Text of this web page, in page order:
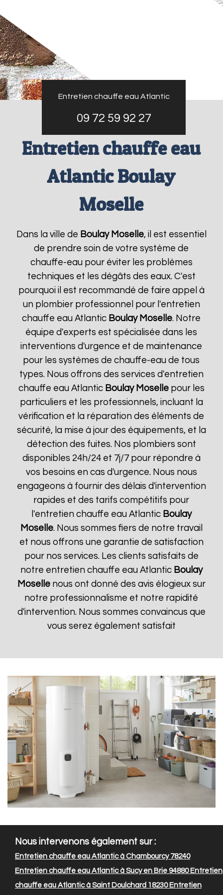
Entretien chauffe eau Atlantic
09 72 59 92 27
Entretien chauffe eau
Atlantic Boulay
Moselle
Dans la ville de Boulay Moselle, il est essentiel
de prendre soin de votre système de
chauffe-eau pour éviter les problèmes
techniques et les dégâts des eaux. C'est
pourquoi il est recommandé de faire appel à
un plombier professionnel pour l'entretien
chauffe eau Atlantic Boulay Moselle. Notre
équipe d'experts est spécialisée dans les
interventions d'urgence et de maintenance
pour les systèmes de chauffe-eau de tous
types. Nous offrons des services d'entretien
chauffe eau Atlantic Boulay Mosellepour les
particuliers et les professionnels, incluant la
vérification et la réparation des éléments de
sécurité, la mise à jour des équipements, et la
détection des fuites. Nos plombiers sont
disponibles 24h/24 et 7j/7 pour répondre à
vos besoins en cas d'urgence. Nous nous
engageons à fournir des délais d'intervention
rapides et des tarifs compétitifs pour
l'entretien chauffe eau Atlantic Boulay
Moselle. Nous sommes fiers de notre travail
et nous offrons une garantie de satisfaction
pour nos services. Les clients satisfaits de
notre entretien chauffe eau Atlantic Boulay
Mosellenous ont donné des avis élogieux sur
notre professionnalisme et notre rapidité
d'intervention. Nous sommes convaincus que
vous serez également satisfait
Nous intervenons également sur :
Entretien chauffe eau Atlantic à Chambourcy 78240
Entretien chauffe eau Atlantic à Sucy en Brie 94880Entretien
chauffe eau Atlantic à Saint Doulchard 18230Entretien